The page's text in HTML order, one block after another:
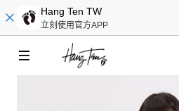
Hang Ten TW
立刻使用官方APP